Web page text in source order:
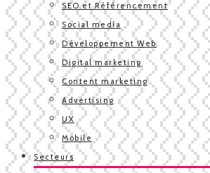
SEO et Référencement
Social media
Développement Web
Digital marketing
Content marketing
Advertising
UX
Mobile
Secteurs